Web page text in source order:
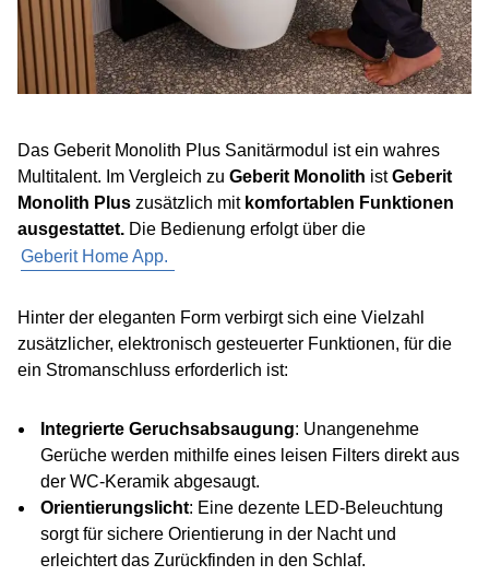
Das Geberit Monolith Plus Sanitärmodul ist ein wahres
Multitalent. Im Vergleich zu Geberit Monolith istGeberit
Monolith Plus zusätzlich mit komfortablen Funktionen
ausgestattet. Die Bedienung erfolgt über die
Geberit Home App.
Hinter der eleganten Form verbirgt sich eine Vielzahl
zusätzlicher, elektronisch gesteuerter Funktionen, für die
ein Stromanschluss erforderlich ist:
Integrierte Geruchsabsaugung: Unangenehme
Gerüche werden mithilfe eines leisen Filters direkt aus
der WC-Keramik abgesaugt.
Orientierungslicht: Eine dezente LED-Beleuchtung
sorgt für sichere Orientierung in der Nacht und
erleichtert das Zurückfinden in den Schlaf.